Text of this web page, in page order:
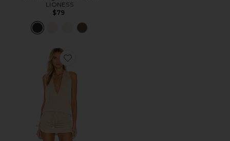
LIONESS
$79
Favorite Cosita Buena Mini Dress